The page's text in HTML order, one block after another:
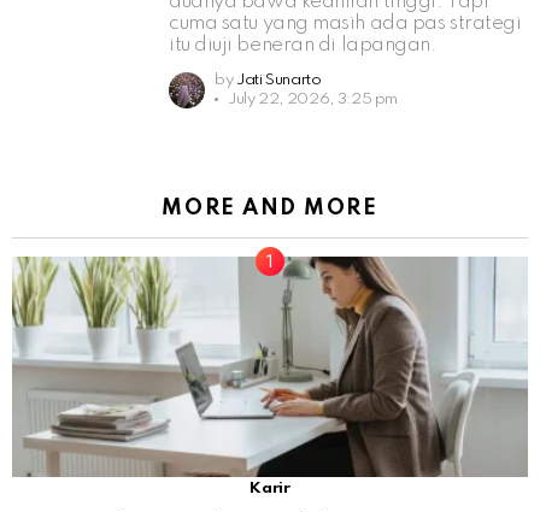
cuma satu yang masih ada pas strategi
itu diuji beneran di lapangan.
by Jati Sunarto
July 22, 2026, 3:25 pm
MORE AND MORE
Karir